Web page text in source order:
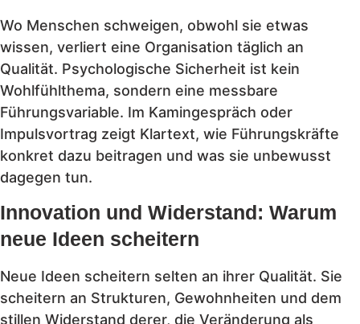
Wo Menschen schweigen, obwohl sie etwas
wissen, verliert eine Organisation täglich an
Qualität. Psychologische Sicherheit ist kein
Wohlfühlthema, sondern eine messbare
Führungsvariable. Im Kamingespräch oder
Impulsvortrag zeigt Klartext, wie Führungskräfte
konkret dazu beitragen und was sie unbewusst
dagegen tun.
Innovation und Widerstand: Warum
neue Ideen scheitern
Neue Ideen scheitern selten an ihrer Qualität. Sie
scheitern an Strukturen, Gewohnheiten und dem
stillen Widerstand derer, die Veränderung als